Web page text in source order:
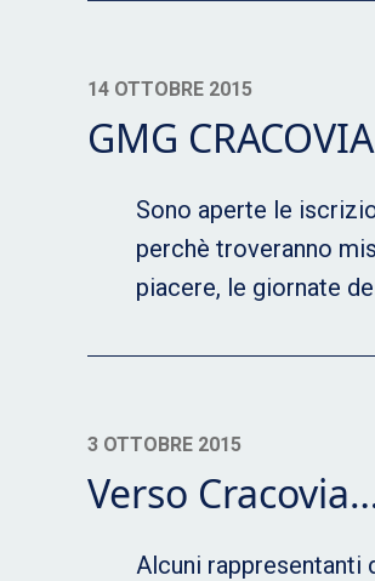
14 OTTOBRE 2015
GMG CRACOVIA
Sono aperte le
perchè troveranno
piacere, le giornate
3 OTTOBRE 2015
Verso
Alcuni rappresentanti